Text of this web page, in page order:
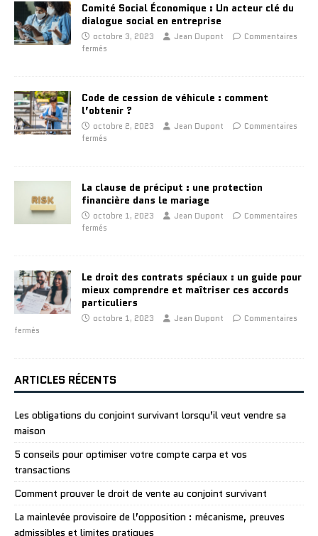
Comité Social Économique : Un acteur clé du
dialogue social en entreprise
octobre 3, 2023 Jean Dupont
Commentaires
fermés
Code de cession de véhicule : comment
l’obtenir ?
octobre 2, 2023 Jean Dupont
Commentaires
fermés
La clause de préciput : une protection
financière dans le mariage
octobre 1, 2023 Jean Dupont
Commentaires
fermés
Le droit des contrats spéciaux : un guide pour
mieux comprendre et maîtriser ces accords
particuliers
octobre 1, 2023 Jean Dupont
Commentaires
fermés
ARTICLES RÉCENTS
Les obligations du conjoint survivant lorsqu’il veut vendre sa
maison
5 conseils pour optimiser votre compte carpa et vos
transactions
Comment prouver le droit de vente au conjoint survivant
La mainlevée provisoire de l’opposition : mécanisme, preuves
admissibles et limites pratiques